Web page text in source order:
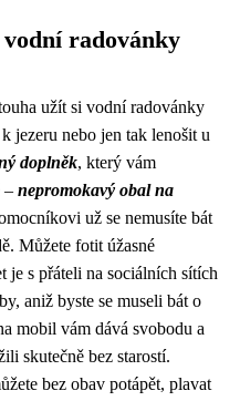
radovánky
užít si vodní radovánky
jezeru nebo jen tak lenošit u
doplněk, který vám
– nepromokavý obal na
už se nemusíte bát
Můžete fotit úžasné
je s přáteli na sociálních sítích
aniž byste se museli bát o
mobil vám dává svobodu a
skutečně bez starostí.
bez obav potápět, plavat